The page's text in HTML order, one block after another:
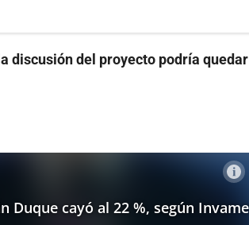
la discusión del proyecto podría quedar